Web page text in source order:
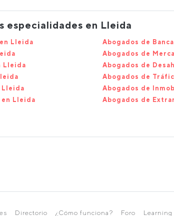
especialidades en Lleida
Lleida
Lleida
Lleida
en Lleida
Abogados de
Abogados de
Abogados de
Abogados de
Abogados de
Abogados de
Directorio ¿Cómo funciona? Foro Learning